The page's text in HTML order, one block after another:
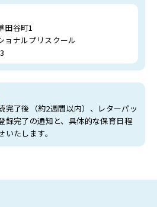
田谷町1
ョナルプリスクール
完了後⁨⁩（約2週間以内）、レターパッ
録完了の通知と、具体的な保育日程
たします。